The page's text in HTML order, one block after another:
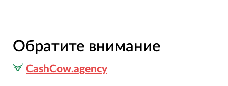
максимум из платформы: находим точки
роста в сегментах, сценариях, каскадах и
персонализации, чтобы коммуникации были
Обратите внимание
CashCow.agency